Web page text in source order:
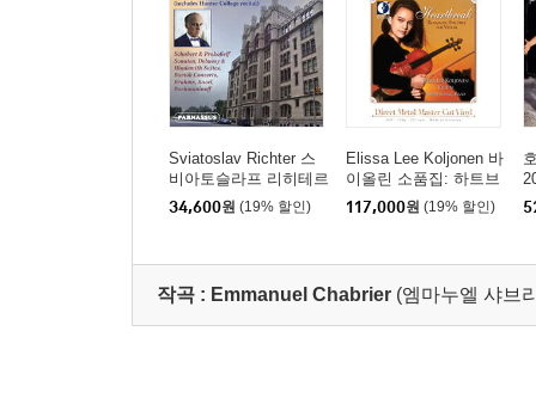
Sviatoslav Richter 스
비아토슬라프 리히테르
라이브 레코딩 모음집
(Richter Supreme: Rich
34,600원 (19% 할인)
Elissa Lee Koljonen 바
이올린 소품집: 하트브
레이크 (Heartbreak: Ro
mantic Encores For Vi
2LP]
117,000원 (19% 할인)
작곡 : Emmanuel Chabrier (엠마누엘 샤브